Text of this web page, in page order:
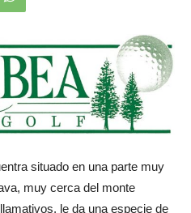
situado en una parte muy
muy cerca del monte
le da una especie de